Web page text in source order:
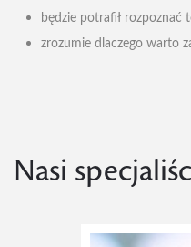
będzie potrafił rozpoznać
zrozumie dlaczego warto
Nasi